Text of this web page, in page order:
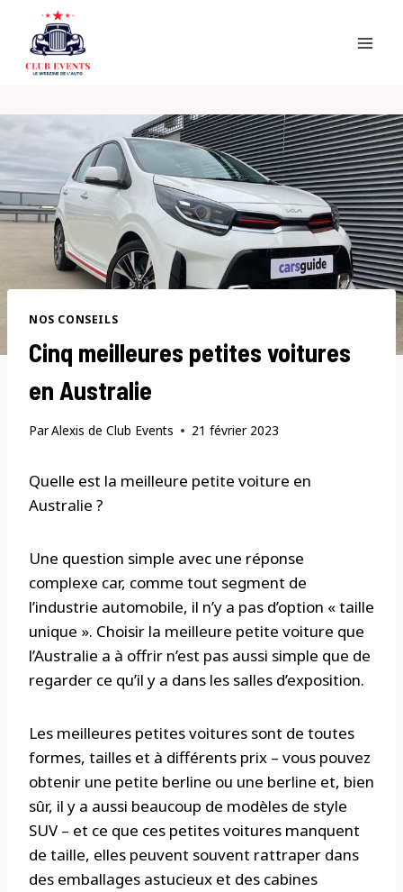
content
NOS CONSEILS
Cinq meilleures petites voitures
en Australie
ParAlexis de Club Events 21 février 2023
Quelle est la meilleure petite voiture en
Australie ?
Une question simple avec une réponse
complexe car, comme tout segment de
l’industrie automobile, il n’y a pas d’option « taille
unique ». Choisir la meilleure petite voiture que
l’Australie a à offrir n’est pas aussi simple que de
regarder ce qu’il y a dans les salles d’exposition.
Les meilleures petites voitures sont de toutes
formes, tailles et à différents prix – vous pouvez
obtenir une petite berline ou une berline et, bien
sûr, il y a aussi beaucoup de modèles de style
SUV – et ce que ces petites voitures manquent
de taille, elles peuvent souvent rattraper dans
des emballages astucieux et des cabines